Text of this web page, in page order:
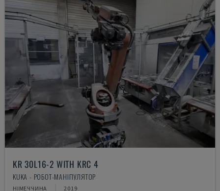
KR 30L16-2 WITH KRC 4
KUKA - РОБОТ-МАНІПУЛЯТОР
НІМЕЧЧИНА 2019